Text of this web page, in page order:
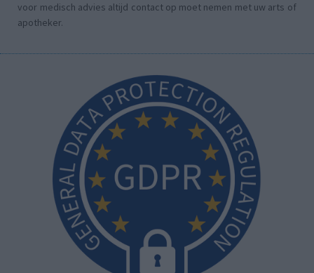
voor medisch advies altijd contact op moet nemen met uw arts of
apotheker.